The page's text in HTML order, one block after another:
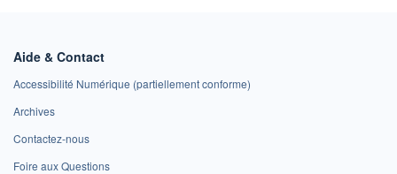
Aide & Contact
Accessibilité Numérique (partiellement conforme)
Archives
Contactez-nous
Foire aux Questions